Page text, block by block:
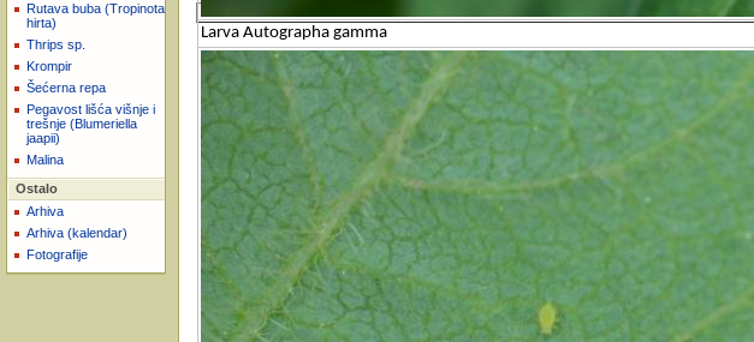
Rutava buba (Tropinota
hirta)
Thrips sp.
Krompir
Šećerna repa
Pegavost lišća višnje i
trešnje (Blumeriella
jaapii)
Malina
Ostalo
Arhiva
Arhiva (kalendar)
Fotografije
Larva Autographa gamma